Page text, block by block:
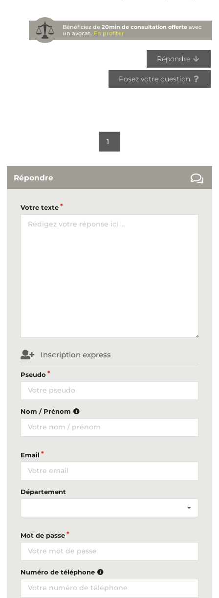
Bénéficiez de20min de consultation offerte avec
un avocat. En profiter
Répondre
Posez votre question
1
Répondre
Votre texte
Inscription express
Pseudo
Nom / Prénom
Email
Département
Mot de passe
Numéro de téléphone